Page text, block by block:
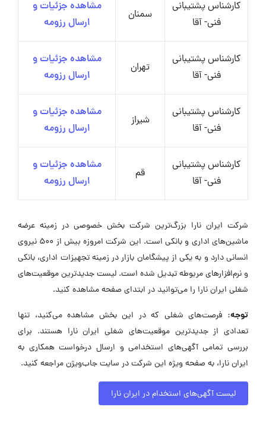
کارشناس پشتیبانی
فنی- آقا
سمنان
مشاهده جزئیات و
ارسال رزومه
کارشناس پشتیبانی
فنی- آقا
تهران
مشاهده جزئیات و
ارسال رزومه
کارشناس پشتیبانی
فنی- آقا
شیراز
مشاهده جزئیات و
ارسال رزومه
کارشناس پشتیبانی
فنی- آقا
قم
مشاهده جزئیات و
ارسال رزومه
شرکت ایران نارا بزرگ‌ترین شرکت بخش خصوصی در زمینه عرضه
ماشین‌های اداری و بانکی است. این شرکت امروزه بیش از 500 نیروی
انسانی دارد و به یکی از پیشگامان بازار در زمینه تجهیزات اداری، بانکی
و نرم‌افزارهای مربوطه تبدیل شده است. لیست جدیدترین موقعیت‌های
شغلی ایران نارا را می‌توانید در ابتدای صفحه مشاهده کنید.
توجه: فرصت‌های شغلی که در این بخش مشاهده می‌کنید، تنها
تعدادی از جدیدترین موقعیت‌های شغلی ایران نارا هستند. برای
بررسی تمامی آگهی‌های استخدامی و ارسال درخواست همکاری به
ایران نارا، به صفحه ویژه این شرکت در سایت جاب‌ویژن مراجعه کنید.
لیست آگهی‌های استخدام در ایران نارا